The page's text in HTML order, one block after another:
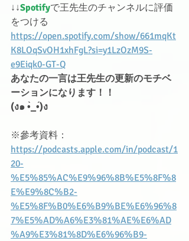
↓↓Spotifyで王先生のチャンネルに評価
をつける
https://open.spotify.com/show/661mqKt
K8LOqSvOH1xhFgL?si=y1LzOzM9S-
e9Eiqk0-GT-Q
あなたの一言は王先生の更新のモチベ
ーションになります！！
(ง๑ •̀_•́)ง
※參考資料：
https://podcasts.apple.com/in/podcast/1
20-
%E5%85%AC%E9%96%8B%E5%8F%8
E%E9%8C%B2-
%E5%8F%B0%E6%B9%BE%E6%96%8
7%E5%AD%A6%E3%81%AE%E6%AD
%A9%E3%81%8D%E6%96%B9-